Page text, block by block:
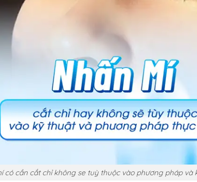
có cần cắt chỉ không se tuỳ thuộc vào phương pháp và